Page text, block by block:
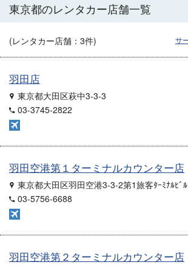
東京都のレンタカー店舗一覧
(レンタカー店舗： 3件) サ
羽田店
東京都大田区萩中3-3-3
03-3745-2822
羽田空港第１ターミナルカウンター店
東京都大田区羽田空港3-3-2第1旅客ﾀｰﾐﾅﾙﾋﾞﾙ
03-5756-6688
羽田空港第２ターミナルカウンター店